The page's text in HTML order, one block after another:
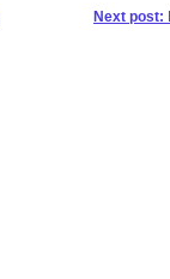
Next post: